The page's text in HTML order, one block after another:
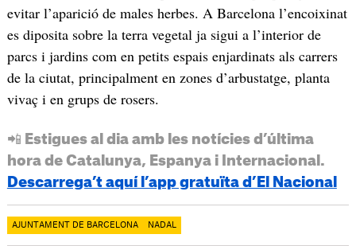
evitar l’aparició de males herbes. A Barcelona l’encoixinat
es diposita sobre la terra vegetal ja sigui a l’interior de
parcs i jardins com en petits espais enjardinats als carrers
de la ciutat, principalment en zones d’arbustatge, planta
vivaç i en grups de rosers.
📲 Estigues al dia amb les notícies d’última
hora de Catalunya, Espanya i Internacional.
Descarrega’t aquí l’app gratuïta d’El Nacional
AJUNTAMENT DE BARCELONA NADAL